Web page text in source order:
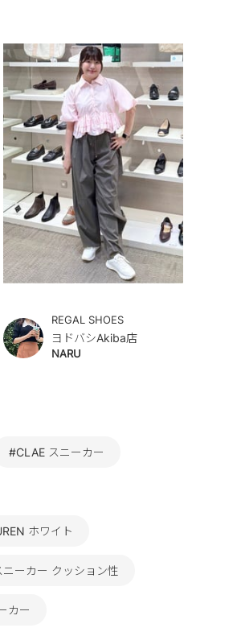
REGAL SHOES
ヨドバシAkiba店
NARU
#CLAE スニーカー
ホワイト
ーカー クッション性
カー